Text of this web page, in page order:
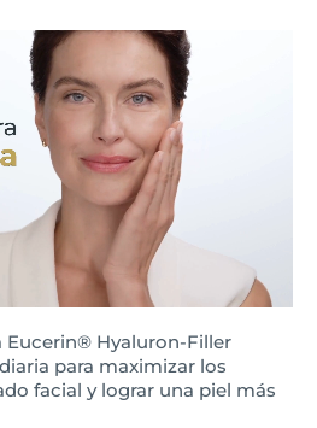
Eucerin® Hyaluron-Filler
para maximizar los
facial y lograr una piel más